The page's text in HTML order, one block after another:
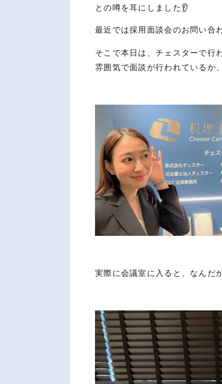
との噂を耳にしました👂
最近では採用面談会のお問い合
そこで本日は、チェスターで行
雰囲気で面談が行われているか
実際に会議室に入ると、なんだ